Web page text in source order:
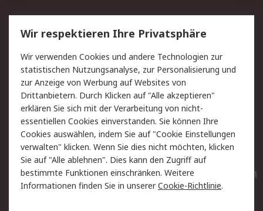
Service
Value Added Services
Lieferlösungen
Rücksendungen
Kontakt
Hilfe
Privatkunden
Rechtliches
AGB
Datenschutz
Cookie-Richtlinie
Zahlungsbedingungen
Copyright/Impressum
Entsorgung
Elektrogeräte/Batterien
Wir respektieren Ihre Privatsphäre
Wir verwenden Cookies und andere Technologien zur
statistischen Nutzungsanalyse, zur Personalisierung und
zur Anzeige von Werbung auf Websites von
Drittanbietern. Durch Klicken auf "Alle akzeptieren"
erklären Sie sich mit der Verarbeitung von nicht-
essentiellen Cookies einverstanden. Sie können Ihre
Cookies auswählen, indem Sie auf "Cookie Einstellungen
verwalten" klicken. Wenn Sie dies nicht möchten, klicken
Sie auf "Alle ablehnen". Dies kann den Zugriff auf
bestimmte Funktionen einschränken. Weitere
Informationen finden Sie in unsererCookie-Richtlinie.